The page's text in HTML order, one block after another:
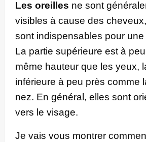
Les oreilles ne sont
visibles à cause des
sont indispensables pour
La partie supérieure est à
même hauteur que les yeux,
inférieure à peu près comme
nez. En général, elles sont
vers le visage.
Je vais vous montrer